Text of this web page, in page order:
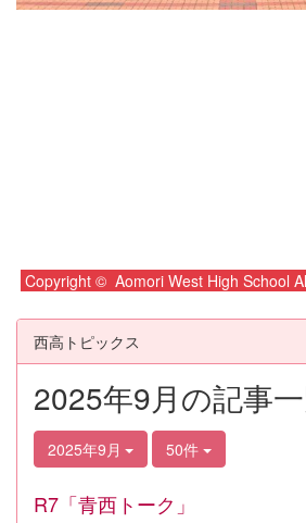
Copyright © Aomori West High School
西高トピックス
2025年9月の記事
2025年9月 50件
R7「青西トーク」